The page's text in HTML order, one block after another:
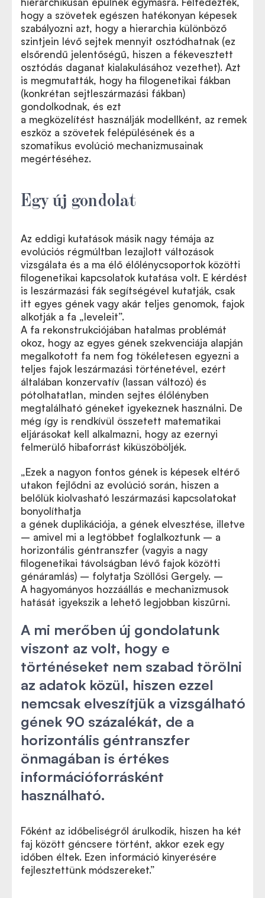
hogy a szövetek egészen hatékonyan képesek
szabályozni azt, hogy a hierarchia különböző
szintjein lévő sejtek mennyit osztódhatnak (ez
elsőrendű jelentőségű, hiszen a fékevesztett
osztódás daganat kialakulásához vezethet). Azt
is megmutatták, hogy ha filogenetikai fákban
(konkrétan sejtleszármazási fákban)
gondolkodnak, és ezt
a megközelítést használják modellként, az remek
eszköz a szövetek felépülésének és a
szomatikus evolúció mechanizmusainak
megértéséhez.
Egy új gondolat
Az eddigi kutatások másik nagy témája az
evolúciós régmúltban lezajlott változások
vizsgálata és a ma élő élőlénycsoportok közötti
filogenetikai kapcsolatok kutatása volt. E kérdést
is leszármazási fák segítségével kutatják, csak
itt egyes gének vagy akár teljes genomok, fajok
alkotják a fa „leveleit”.
A fa rekonstrukciójában hatalmas problémát
okoz, hogy az egyes gének szekvenciája alapján
megalkotott fa nem fog tökéletesen egyezni a
teljes fajok leszármazási történetével, ezért
általában konzervatív (lassan változó) és
pótolhatatlan, minden sejtes élőlényben
megtalálható géneket igyekeznek használni. De
még így is rendkívül összetett matematikai
eljárásokat kell alkalmazni, hogy az ezernyi
felmerülő hibaforrást kiküszöböljék.
„Ezek a nagyon fontos gének is képesek eltérő
utakon fejlődni az evolúció során, hiszen a
belőlük kiolvasható leszármazási kapcsolatokat
bonyolíthatja
a gének duplikációja, a gének elvesztése, illetve
– amivel mi a legtöbbet foglalkoztunk – a
horizontális géntranszfer (vagyis a nagy
filogenetikai távolságban lévő fajok közötti
génáramlás) – folytatja Szöllősi Gergely. –
A hagyományos hozzáállás e mechanizmusok
hatását igyekszik a lehető legjobban kiszűrni.
A mi merőben új gondolatunk
viszont az volt, hogy e
történéseket nem szabad törölni
az adatok közül, hiszen ezzel
nemcsak elveszítjük a vizsgálható
gének 90 százalékát, de a
horizontális géntranszfer
önmagában is értékes
információforrásként
használható.
Főként az időbeliségről árulkodik, hiszen ha két
faj között géncsere történt, akkor ezek egy
időben éltek. Ezen információ kinyerésére
fejlesztettünk módszereket.”